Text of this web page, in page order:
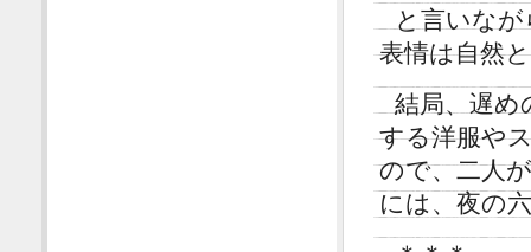
と言いな
表情は自然
結局、遅め
する洋服や
ので、二人
には、夜の